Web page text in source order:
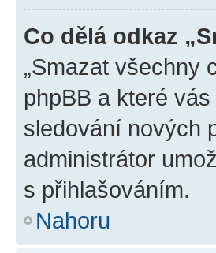
Co dělá odkaz
„Smazat všechny
phpBB a které
sledování nových
administrátor
s přihlašováním.
Nahoru